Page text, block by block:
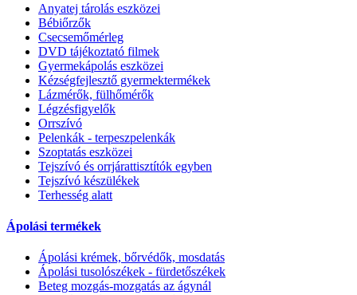
Anyatej tárolás eszközei
Bébiőrzők
Csecsemőmérleg
DVD tájékoztató filmek
Gyermekápolás eszközei
Kézségfejlesztő gyermektermékek
Lázmérők, fülhőmérők
Légzésfigyelők
Orrszívó
Pelenkák - terpeszpelenkák
Szoptatás eszközei
Tejszívó és orrjárattisztítók egyben
Tejszívó készülékek
Terhesség alatt
Ápolási termékek
Ápolási krémek, bőrvédők, mosdatás
Ápolási tusolószékek - fürdetőszékek
Beteg mozgás-mozgatás az ágynál